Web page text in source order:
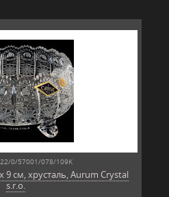
0/57001/078/109K
9 см, хрусталь, Aurum Crystal
s.r.o.